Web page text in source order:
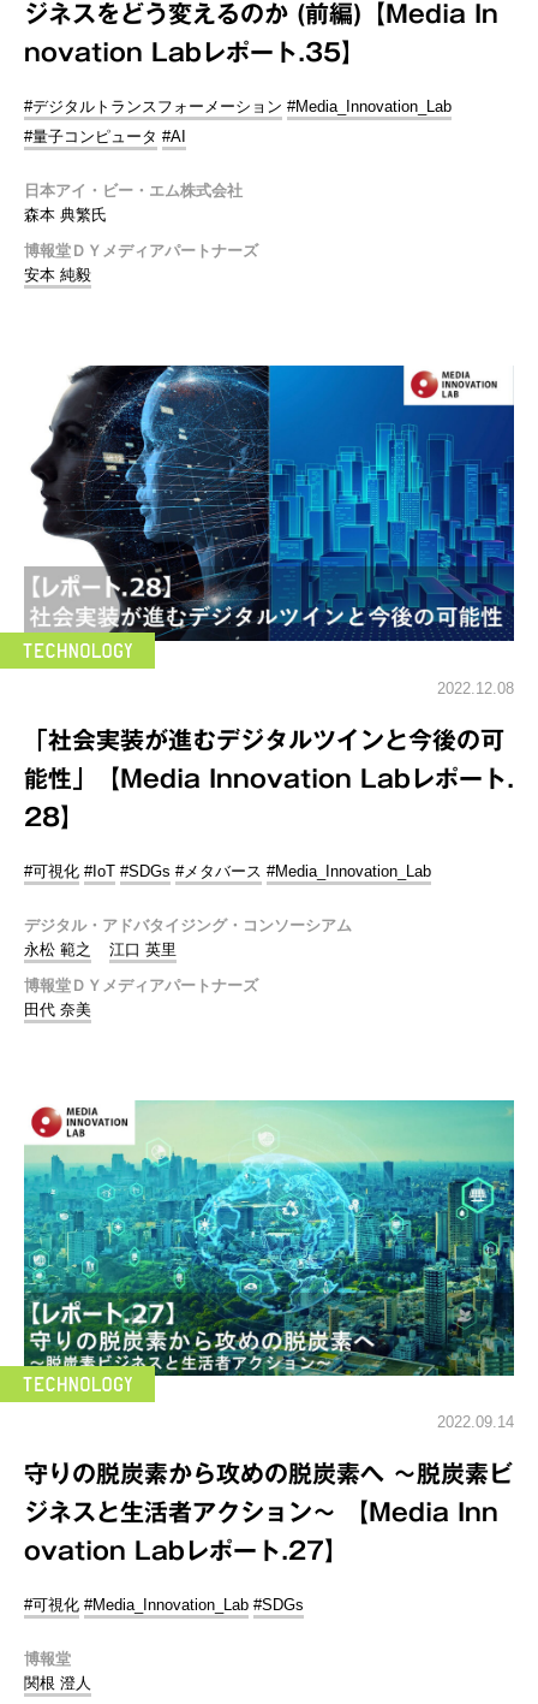
ジネスをどう変えるのか (前編)【Media In
novation Labレポート.35】
#デジタルトランスフォーメーション #Media_Innovation_Lab
#量子コンピュータ #AI
日本アイ・ビー・エム株式会社
森本 典繁氏
博報堂ＤＹメディアパートナーズ
安本 純毅
2022.12.08
「社会実装が進むデジタルツインと今後の可
能性」【Media Innovation Labレポート.
28】
#可視化 #IoT #SDGs #メタバース #Media_Innovation_Lab
デジタル・アドバタイジング・コンソーシアム
永松 範之
江口 英里
博報堂ＤＹメディアパートナーズ
田代 奈美
2022.09.14
守りの脱炭素から攻めの脱炭素へ ～脱炭素ビ
ジネスと生活者アクション～ 【Media Inn
ovation Labレポート.27】
#可視化 #Media_Innovation_Lab #SDGs
博報堂
関根 澄人